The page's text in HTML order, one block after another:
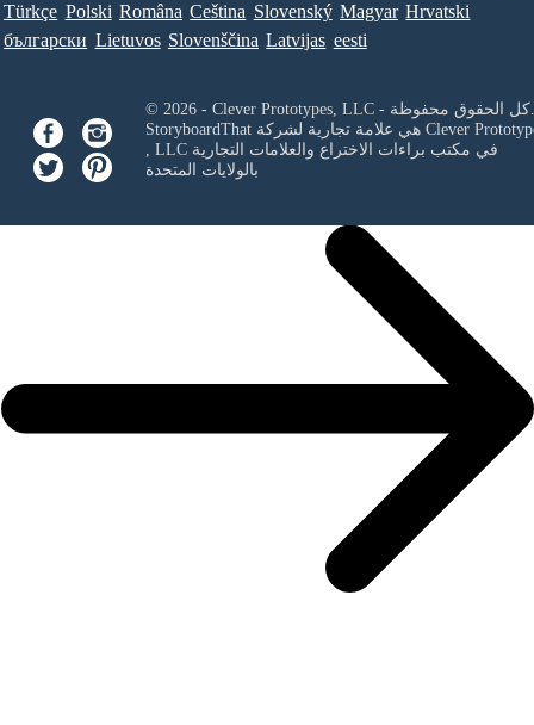
Türkçe Polski Româna Ceština Slovenský Magyar Hrvatski
български Lietuvos Slovenščina Latvijas eesti
© 2026 - Clever Prototypes, LLC - كل الحقوق محفوظة.
StoryboardThat هي علامة تجارية لشركة Clever
, LLCفي مكتب براءات الاختراع والعلامات التجارية
بالولايات المتحدة